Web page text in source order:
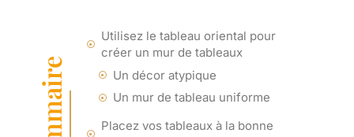
Utilisez le tableau oriental pour
créer un mur de tableaux
Un décor atypique
Un mur de tableau uniforme
Placez vos tableaux à la bonne